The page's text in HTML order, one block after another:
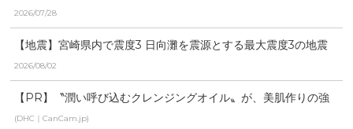
の現状と宮崎県内への影...
2026/07/28
【地震】宮崎県内で震度3 日向灘を震源とする最大震度3の地震
が発生 津波の心配な...
2026/08/02
【PR】〝潤い呼び込むクレンジングオイル〟が、美肌作りの強
い味方！
(DHC｜CanCam.jp)